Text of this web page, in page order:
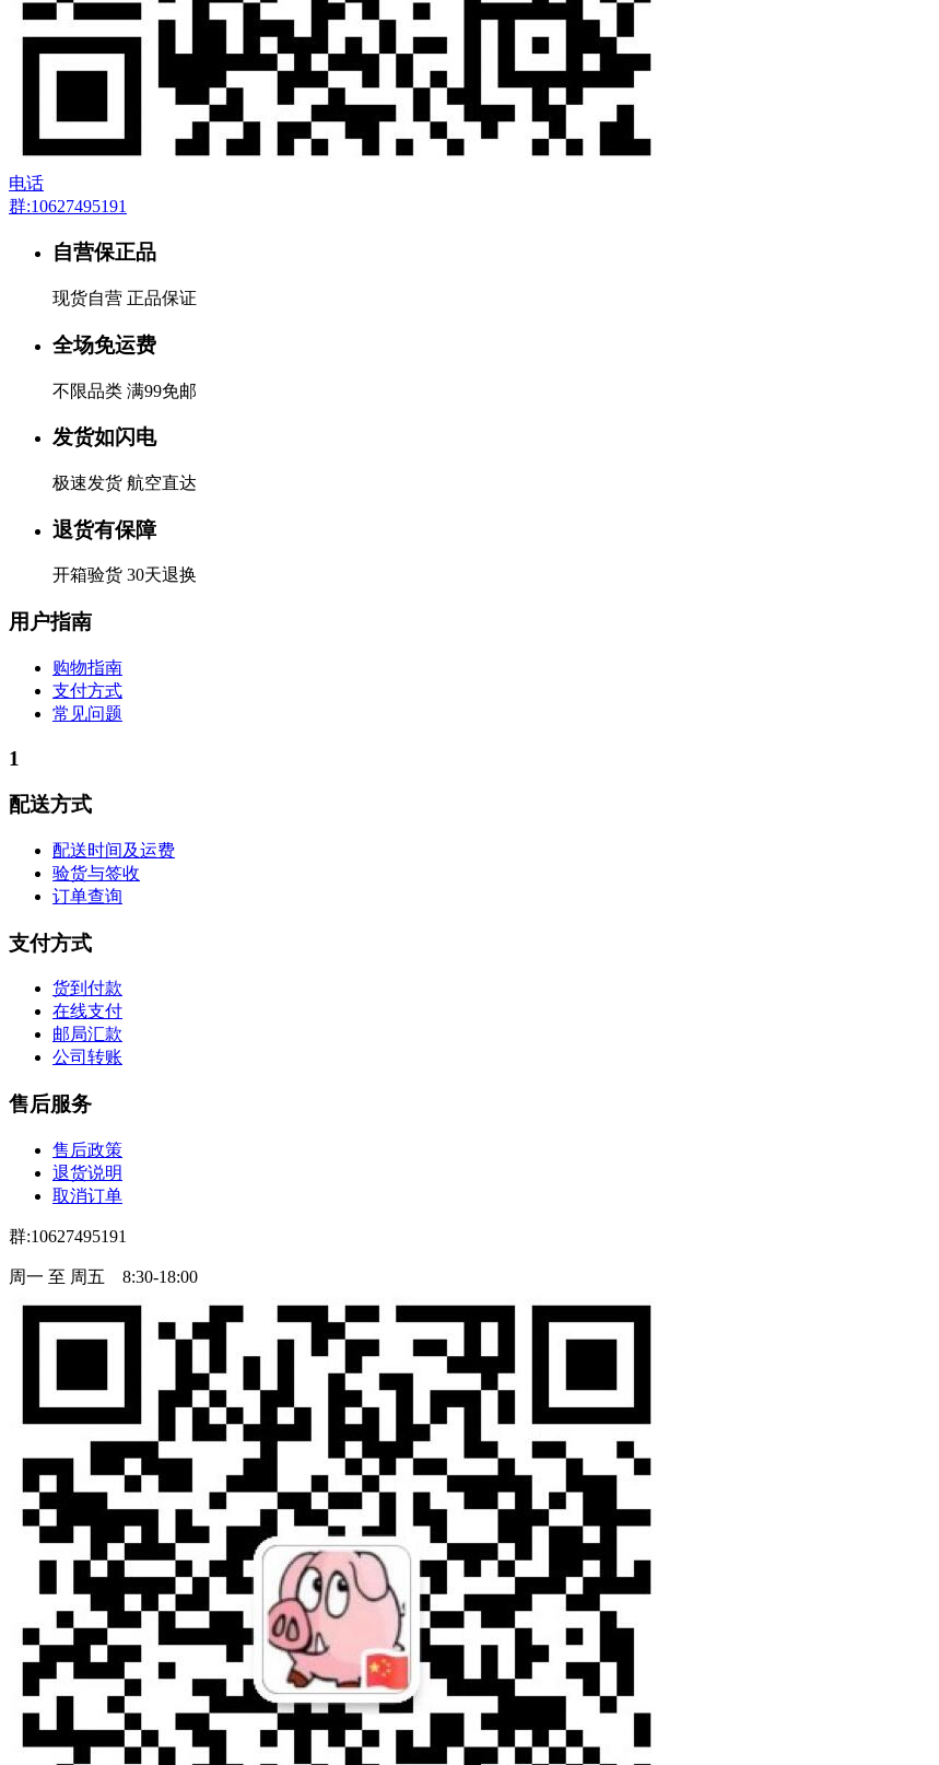
电话
群:10627495191
自营保正品
现货自营 正品保证
全场免运费
不限品类 满99免邮
发货如闪电
极速发货 航空直达
退货有保障
开箱验货 30天退换
用户指南
购物指南
支付方式
常见问题
1
配送方式
配送时间及运费
验货与签收
订单查询
支付方式
货到付款
在线支付
邮局汇款
公司转账
售后服务
售后政策
退货说明
取消订单
群:10627495191
周一 至 周五 8:30-18:00